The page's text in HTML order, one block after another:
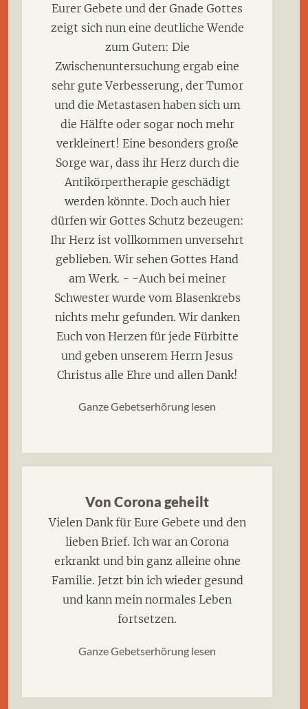
Eurer Gebete und der Gnade Gottes
zeigt sich nun eine deutliche Wende
zum Guten: Die
Zwischenuntersuchung ergab eine
sehr gute Verbesserung, der Tumor
und die Metastasen haben sich um
die Hälfte oder sogar noch mehr
verkleinert! Eine besonders große
Sorge war, dass ihr Herz durch die
Antikörpertherapie geschädigt
werden könnte. Doch auch hier
dürfen wir Gottes Schutz bezeugen:
Ihr Herz ist vollkommen unversehrt
geblieben. Wir sehen Gottes Hand
am Werk. - -Auch bei meiner
Schwester wurde vom Blasenkrebs
nichts mehr gefunden. Wir danken
Euch von Herzen für jede Fürbitte
und geben unserem Herrn Jesus
Christus alle Ehre und allen Dank!
Ganze Gebetserhörung lesen
Von Corona geheilt
Vielen Dank für Eure Gebete und den
lieben Brief. Ich war an Corona
erkrankt und bin ganz alleine ohne
Familie. Jetzt bin ich wieder gesund
und kann mein normales Leben
fortsetzen.
Ganze Gebetserhörung lesen